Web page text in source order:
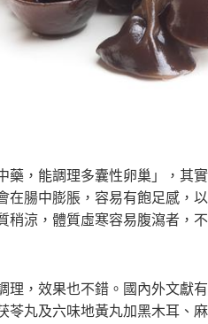
藥，能調理多囊性卵巢」， 其
在腸中膨脹，容易有飽足感，
稍涼， 體質虛寒容易腹瀉者，
理，效果也不錯。 國內外文獻
苓丸及六味地黃丸加黑木耳、麻